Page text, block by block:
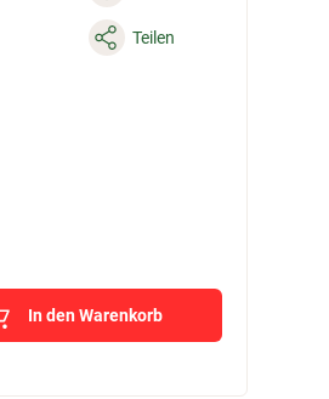
Teilen
In den Warenkorb